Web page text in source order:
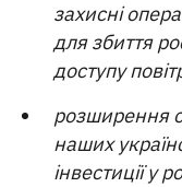
захисні
для збиття
доступу
розширення
наших
інвестиції у